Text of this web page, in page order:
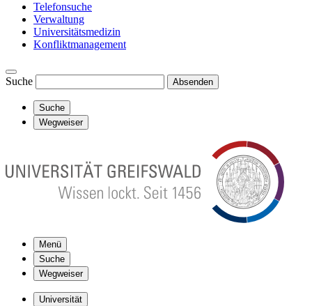
Telefonsuche
Verwaltung
Universitätsmedizin
Konfliktmanagement
Suche Absenden
Suche
Wegweiser
Menü
Suche
Wegweiser
Universität